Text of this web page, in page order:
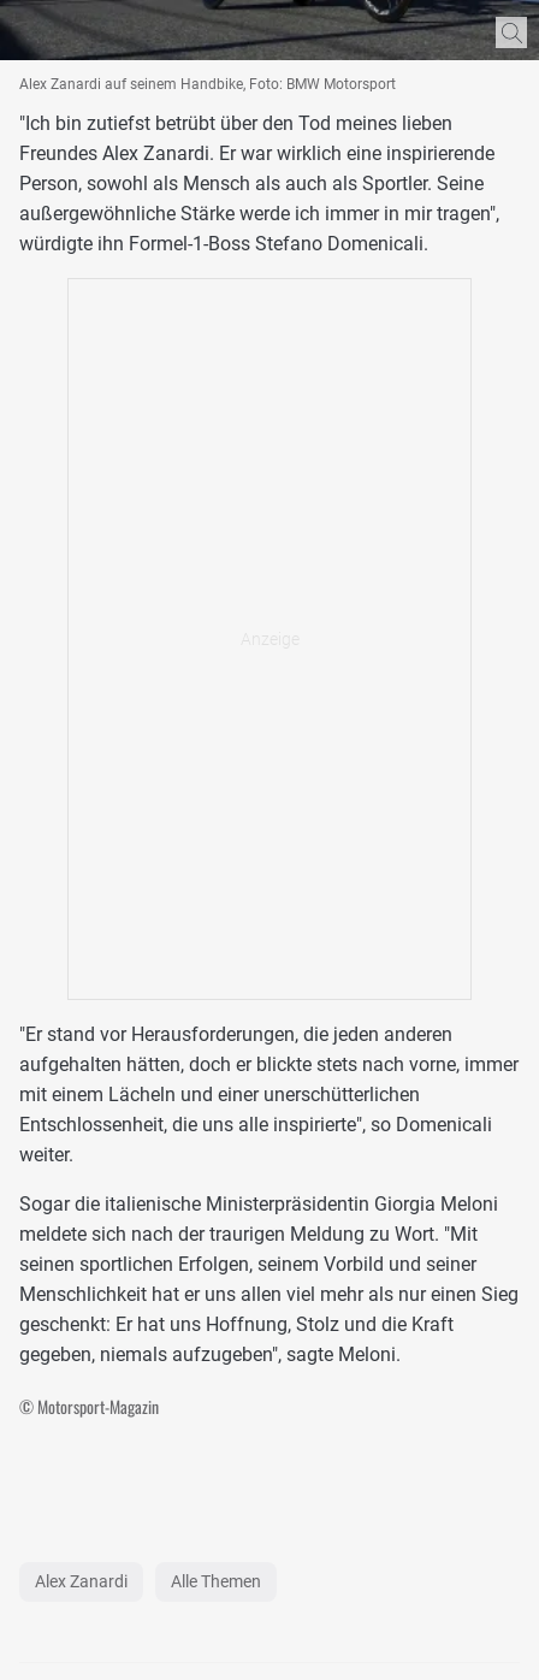
Alex Zanardi auf seinem Handbike, Foto: BMW Motorsport
"Ich bin zutiefst betrübt über den Tod meines lieben
Freundes Alex Zanardi. Er war wirklich eine inspirierende
Person, sowohl als Mensch als auch als Sportler. Seine
außergewöhnliche Stärke werde ich immer in mir tragen",
würdigte ihn Formel-1-Boss Stefano Domenicali.
"Er stand vor Herausforderungen, die jeden anderen
aufgehalten hätten, doch er blickte stets nach vorne, immer
mit einem Lächeln und einer unerschütterlichen
Entschlossenheit, die uns alle inspirierte", so Domenicali
weiter.
Sogar die italienische Ministerpräsidentin Giorgia Meloni
meldete sich nach der traurigen Meldung zu Wort. "Mit
seinen sportlichen Erfolgen, seinem Vorbild und seiner
Menschlichkeit hat er uns allen viel mehr als nur einen Sieg
geschenkt: Er hat uns Hoffnung, Stolz und die Kraft
gegeben, niemals aufzugeben", sagte Meloni.
© Motorsport-Magazin
Alex Zanardi Alle Themen